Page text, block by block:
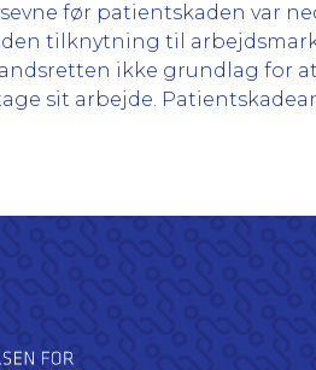
før patientskaden var
tilknytning til
ikke grundlag for
sit arbejde.